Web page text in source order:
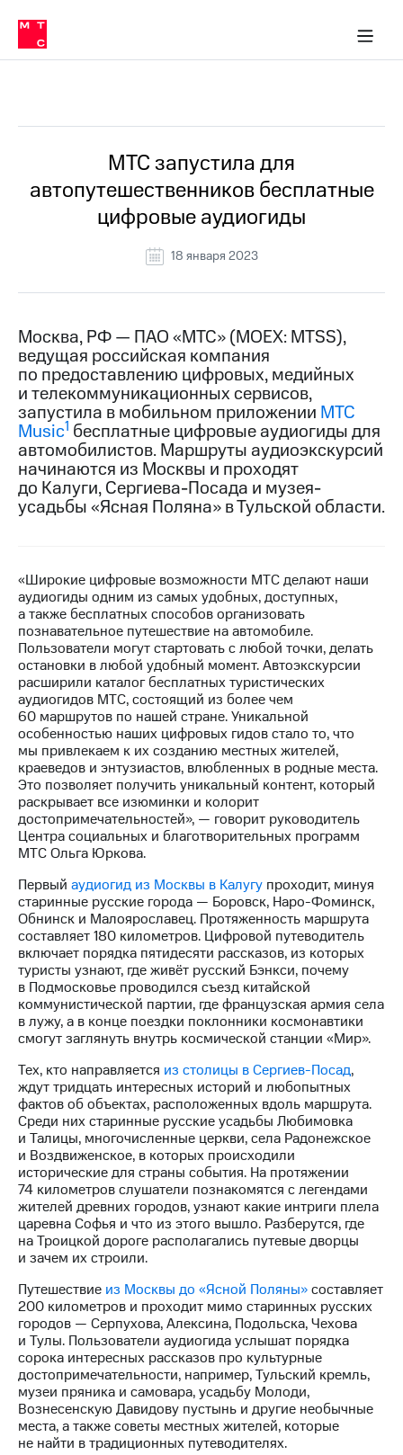
Медиа-центр
и акционерам
Устойчивое развитие
Комплаенс и деловая этика
компании
Карьера
История
компании
Руководство
информация
Контакты
Медиа-центр
Пресс-
релизы
МТС
о технологиях
Достижения
Интервью
отчетность
Контакты
Пригласить
спикера
и акционерам
Корпоративное
управление
Корпоративный
секретарь
Раскрытие
информации
Информация
акционерам
Документы
ПАО
"МТС"
Собрания
акционеров
Личный
кабинет
акционера
Акционерный
капитал
Контроль
и
аудит
Рынок
акций
Описание
Программа
приобретения
Порядок
выкупа
акций
Дивиденды
Рынок
облигаций
Описание
Еврооблигации-2023
Уведомление
о
погашении
именных
облигаций
Другое
в МТС
Пресс-
релизы
МТС
о технологиях
МТС запустила для
автопутешественников бесплатные
цифровые аудиогиды
18 января 2023
Москва, РФ — ПАО «МТС» (MOEX: MTSS),
ведущая российская компания
по предоставлению цифровых, медийных
и телекоммуникационных сервисов,
запустила в мобильном приложении МТС
Music1 бесплатные цифровые аудиогиды для
автомобилистов. Маршруты аудиоэкскурсий
начинаются из Москвы и проходят
до Калуги, Сергиева-Посада и музея-
усадьбы «Ясная Поляна» в Тульской области.
«Широкие цифровые возможности МТС делают наши
аудиогиды одним из самых удобных, доступных,
а также бесплатных способов организовать
познавательное путешествие на автомобиле.
Пользователи могут стартовать с любой точки, делать
остановки в любой удобный момент. Автоэкскурсии
расширили каталог бесплатных туристических
аудиогидов МТС, состоящий из более чем
60 маршрутов по нашей стране. Уникальной
особенностью наших цифровых гидов стало то, что
мы привлекаем к их созданию местных жителей,
краеведов и энтузиастов, влюбленных в родные места.
Это позволяет получить уникальный контент, который
раскрывает все изюминки и колорит
достопримечательностей», — говорит руководитель
Центра социальных и благотворительных программ
МТС Ольга Юркова.
Первый аудиогид из Москвы в Калугу проходит, минуя
старинные русские города — Боровск, Наро-Фоминск,
Обнинск и Малоярославец. Протяженность маршрута
составляет 180 километров. Цифровой путеводитель
включает порядка пятидесяти рассказов, из которых
туристы узнают, где живёт русский Бэнкси, почему
в Подмосковье проводился съезд китайской
коммунистической партии, где французская армия села
в лужу, а в конце поездки поклонники космонавтики
смогут заглянуть внутрь космической станции «Мир».
Тех, кто направляется из столицы в Сергиев-Посад,
ждут тридцать интересных историй и любопытных
фактов об объектах, расположенных вдоль маршрута.
Среди них старинные русские усадьбы Любимовка
и Талицы, многочисленные церкви, села Радонежское
и Воздвиженское, в которых происходили
исторические для страны события. На протяжении
74 километров слушатели познакомятся с легендами
жителей древних городов, узнают какие интриги плела
царевна Софья и что из этого вышло. Разберутся, где
на Троицкой дороге располагались путевые дворцы
и зачем их строили.
Путешествие из Москвы до «Ясной Поляны»составляет
200 километров и проходит мимо старинных русских
городов — Серпухова, Алексина, Подольска, Чехова
и Тулы. Пользователи аудиогида услышат порядка
сорока интересных рассказов про культурные
достопримечательности, например, Тульский кремль,
музеи пряника и самовара, усадьбу Молоди,
Вознесенскую Давидову пустынь и другие необычные
места, а также советы местных жителей, которые
не найти в традиционных путеводителях.